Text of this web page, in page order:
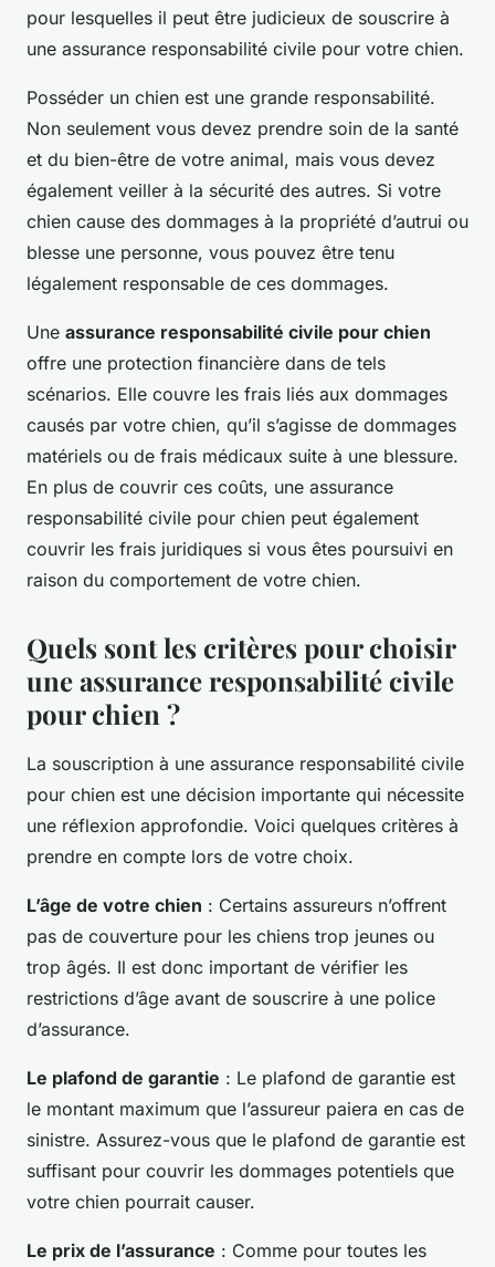
pour lesquelles il peut être judicieux de souscrire à
une assurance responsabilité civile pour votre chien.
Posséder un chien est une grande responsabilité.
Non seulement vous devez prendre soin de la santé
et du bien-être de votre animal, mais vous devez
également veiller à la sécurité des autres. Si votre
chien cause des dommages à la propriété d’autrui ou
blesse une personne, vous pouvez être tenu
légalement responsable de ces dommages.
Une assurance responsabilité civile pour chien
offre une protection financière dans de tels
scénarios. Elle couvre les frais liés aux dommages
causés par votre chien, qu’il s’agisse de dommages
matériels ou de frais médicaux suite à une blessure.
En plus de couvrir ces coûts, une assurance
responsabilité civile pour chien peut également
couvrir les frais juridiques si vous êtes poursuivi en
raison du comportement de votre chien.
Quels sont les critères pour choisir
une assurance responsabilité civile
pour chien ?
La souscription à une assurance responsabilité civile
pour chien est une décision importante qui nécessite
une réflexion approfondie. Voici quelques critères à
prendre en compte lors de votre choix.
L’âge de votre chien : Certains assureurs n’offrent
pas de couverture pour les chiens trop jeunes ou
trop âgés. Il est donc important de vérifier les
restrictions d’âge avant de souscrire à une police
d’assurance.
Le plafond de garantie : Le plafond de garantie est
le montant maximum que l’assureur paiera en cas de
sinistre. Assurez-vous que le plafond de garantie est
suffisant pour couvrir les dommages potentiels que
votre chien pourrait causer.
Le prix de l’assurance : Comme pour toutes les